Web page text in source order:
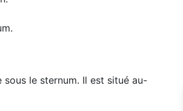
sous le sternum. Il est situé au-